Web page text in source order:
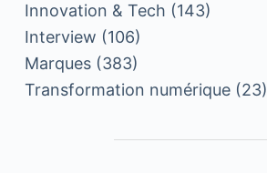
Innovation & Tech (143)
Interview (106)
Marques(383)
Transformation numérique(23)